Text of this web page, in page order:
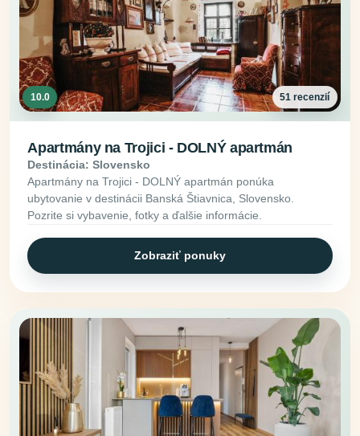
10.0 51 recenzií
Apartmány na Trojici - DOLNÝ apartmán
Destinácia: Slovensko
Apartmány na Trojici - DOLNÝ apartmán ponúka
ubytovanie v destinácii Banská Štiavnica, Slovensko.
Pozrite si vybavenie, fotky a ďalšie informácie.
Zobraziť ponuky